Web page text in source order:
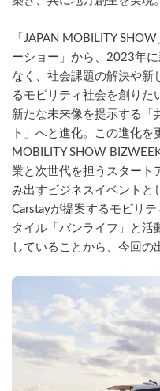
「JAPAN MOBILITY
ーショー」から、2023年
なく、社会課題の解決や新
るモビリティ社会を創りた
新たな未来像を提示する「
ト」へと進化。この進化を
MOBILITY SHOW
業と次世代を担うスタート
み出すビジネスイベントと
Carstayが提案するモビリ
タイル「バンライフ」と活
していることから、今回の